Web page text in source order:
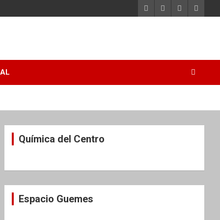
Química del Centro
Espacio Guemes